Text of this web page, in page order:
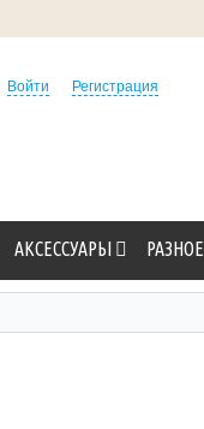
Войти Регистрация
АКСЕССУАРЫ РАЗНОЕ